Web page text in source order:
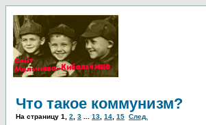
Что такое коммунизм?
На страницу 1 2 3 13 14 15 След.